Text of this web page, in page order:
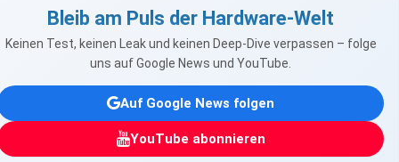
Bleib am Puls der Hardware-Welt
Keinen Test, keinen Leak und keinen Deep-Dive verpassen – folge
uns auf Google News und YouTube.
Auf Google News folgen
YouTube abonnieren